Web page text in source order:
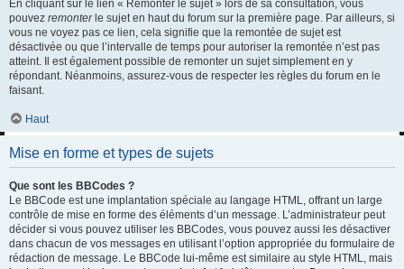
En cliquant sur le lien « Remonter le sujet » lors de sa consultation, vous
pouvez remonterle sujet en haut du forum sur la première page. Par ailleurs, si
vous ne voyez pas ce lien, cela signifie que la remontée de sujet est
désactivée ou que l’intervalle de temps pour autoriser la remontée n’est pas
atteint. Il est également possible de remonter un sujet simplement en y
répondant. Néanmoins, assurez-vous de respecter les règles du forum en le
faisant.
Haut
Mise en forme et types de sujets
Que sont les BBCodes ?
Le BBCode est une implantation spéciale au langage HTML, offrant un large
contrôle de mise en forme des éléments d’un message. L’administrateur peut
décider si vous pouvez utiliser les BBCodes, vous pouvez aussi les désactiver
dans chacun de vos messages en utilisant l’option appropriée du formulaire de
rédaction de message. Le BBCode lui-même est similaire au style HTML, mais